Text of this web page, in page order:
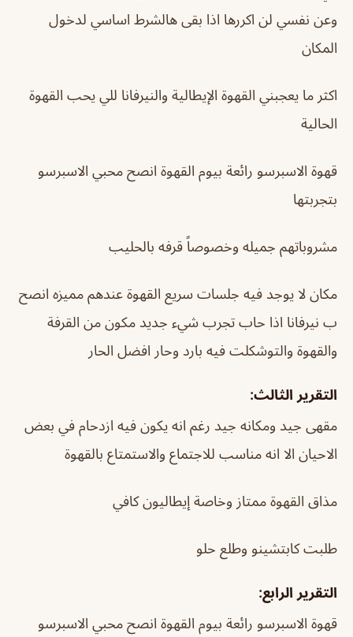
وعن نفسي لن اكررها اذا بقى هالشرط اساسي لدخول
المكان
اكثر ما يعجبني القهوة الإيطالية والنيرفانا للي يحب القهوة
الحالية
قهوة الاسبرسو رائعة بيوم القهوة انصح محبي الاسبرسو
بتجربتها
مشروباتهم جميله وخصوصاً قرفه بالحليب
مكان لا يوجد فيه جلسات سريع القهوة عندهم مميزه انصح
ب نيرفانا اذا حاب تجرب شيء جديد مكون من القرفة
والقهوة والتوشكلت فيه بارد وحار افضل الحار
التقرير الثالث:
مقهى جيد ومكانه جيد رغم انه يكون فيه ازدحام في بعض
الاحيان الا انه مناسب للاجتماع والاستمتاع بالقهوة
مذاق القهوة ممتاز وخاصة إيطاليون كافي
طلبت كابتشينو وطلع حلو
التقرير الرابع:
قهوة الاسبرسو رائعة بيوم القهوة انصح محبي الاسبرسو